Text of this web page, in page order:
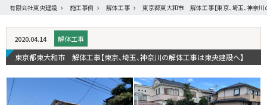
有限会社東央建設 施工事例 解体工事 東京都東大和市 解体工事【東京、埼玉、神奈
2020.04.14 解体工事
東京都東大和市 解体工事【東京、埼玉、神奈川の解体工事は東央建設へ】